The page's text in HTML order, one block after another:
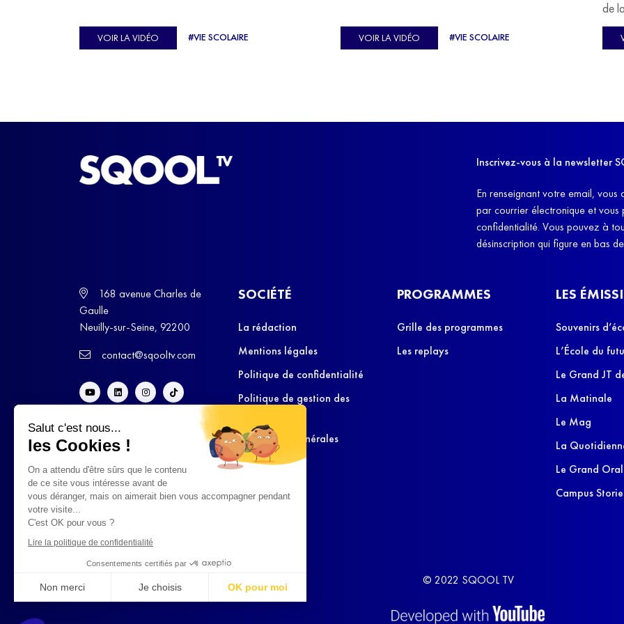
Salut c'est nous...
les Cookies !
On a attendu d'être sûrs que le contenu
de ce site vous intéresse avant de
vous déranger, mais on aimerait bien vous accompagner pendant
votre visite...
C'est OK pour vous ?
Lire la politique de confidentialité
Consentements certifiés par
Non merci Je choisis OK pour moi
Ulysse Soriano, vice-champion d'Europe de Horse-
ball, qui a failli abandonner ses études avant de
VOIR LA VIDÉO #VIE SCOLAIRE
C'est l'histoire de nombreux réfugiés, et notamment
celle de Lisa Machukha, que nous vous proposons de
VOIR LA VIDÉO #VIE SCOLAIRE
de
Inscrivez-vous à la newsletter
En renseignant votre email,
par courrier électronique et
confidentialité. Vous pouvez à
désinscription qui figure en bas
168 avenue Charles de
Gaulle
Neuilly-sur-Seine, 92200
contact@sqooltv.com
SOCIÉTÉ
La rédaction
Mentions légales
Politique de confidentialité
Politique de gestion des
Conditions Générales
d’Utilisation
PROGRAMMES
Grille des programmes
Les replays
LES
Souvenirs
L’École du
Le Grand JT
La Matinale
Le Mag
La
Le Grand Oral
Campus
© 2022 SQOOL TV